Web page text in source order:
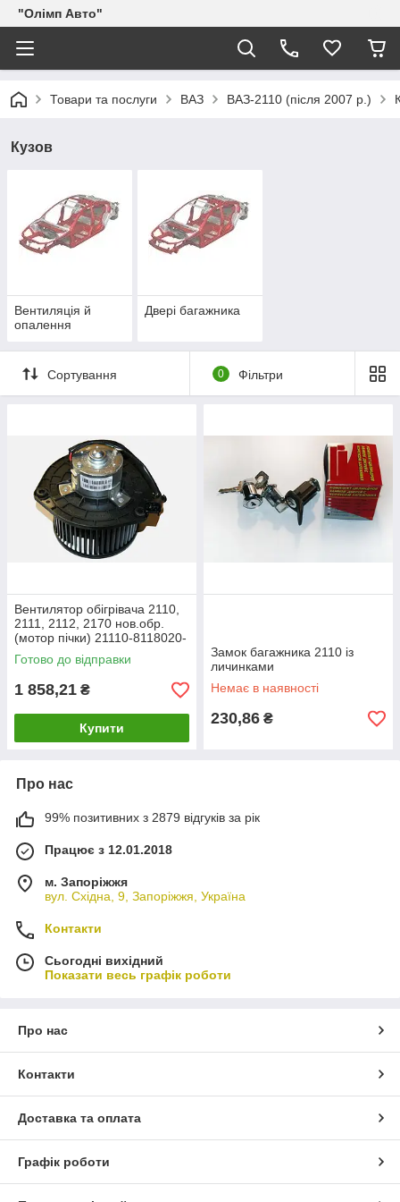
"Олімп Авто"
Товари та послуги ВАЗ ВАЗ-2110 (після 2007 р.)
Кузов
Вентиляція й
опалення
Двері багажника
Сортування 0 Фільтри
Вентилятор обігрівача 2110,
2111, 2112, 2170 нов.обр.
(мотор пічки) 21110-8118020-
01
Готово до відправки
1 858,21 ₴
Купити
Замок багажника 2110 із
личинками
Немає в наявності
230,86 ₴
Про нас
99% позитивних з 2879 відгуків за рік
Працює з 12.01.2018
м. Запоріжжя
вул. Східна, 9, Запоріжжя, Україна
Контакти
Сьогодні вихідний
Показати весь графік роботи
Про нас
Контакти
Доставка та оплата
Графік роботи